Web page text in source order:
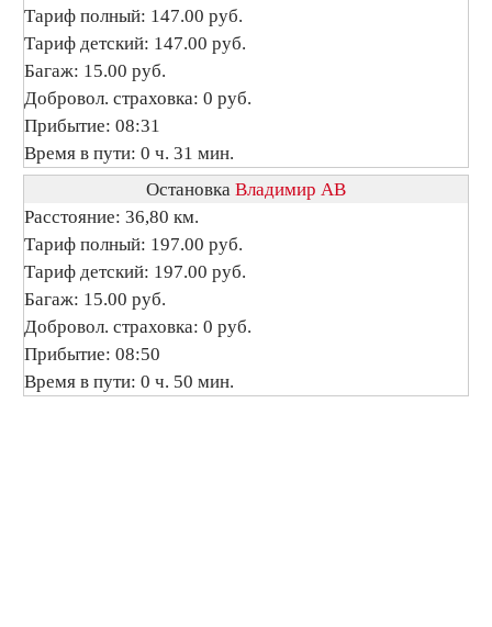
Тариф полный: 147.00 руб.
Тариф детский: 147.00 руб.
Багаж: 15.00 руб.
Добровол. страховка: 0 руб.
Прибытие: 08:31
Время в пути: 0 ч. 31 мин.
Остановка Владимир АВ
Расстояние: 36,80 км.
Тариф полный: 197.00 руб.
Тариф детский: 197.00 руб.
Багаж: 15.00 руб.
Добровол. страховка: 0 руб.
Прибытие: 08:50
Время в пути: 0 ч. 50 мин.